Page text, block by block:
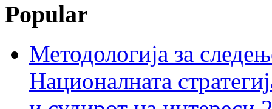
Popular
Методологија за
Националната